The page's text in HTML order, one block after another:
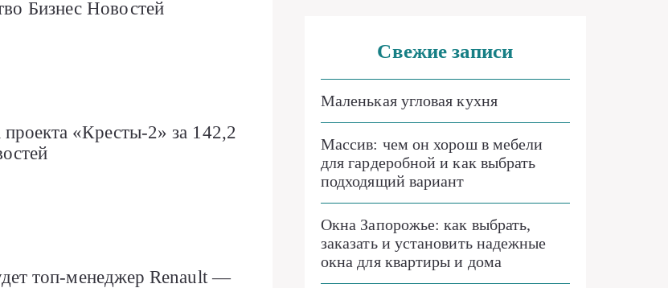
Бизнес Новостей
«Кресты-2» за 142,2
топ-менеджер Renault —
Свежие записи
Маленькая угловая кухня
Массив: чем он хорош в мебели
для гардеробной и как выбрать
подходящий вариант
Окна Запорожье: как выбрать,
заказать и установить надежные
окна для квартиры и дома